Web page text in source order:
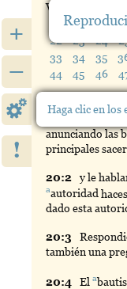
+
–
!
Verso:
12 13
22
23 24
33
34 35
44
45 46
1aenseñando
anunciando las
principales
20:2 yle
aautoridad
dado esta
20:3
también una
20:4 El a
Haga clic en los